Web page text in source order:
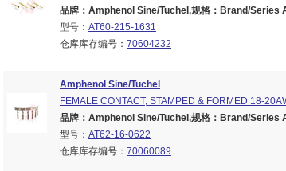
品牌：Amphenol Sine/Tuchel,规格：Brand/Series
型号： AT60-215-1631
仓库库存编号： 70604232
Amphenol Sine/Tuchel
FEMALE CONTACT, STAMPED & FORMED 18-
品牌：Amphenol Sine/Tuchel,规格：Brand/Series
型号： AT62-16-0622
仓库库存编号： 70060089